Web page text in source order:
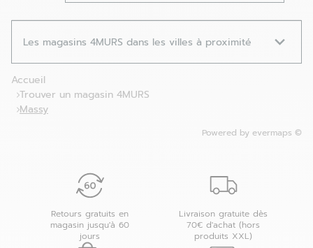
Les magasins 4MURS dans les villes à proximité
Accueil
Trouver un magasin 4MURS
Massy
Powered by evermaps ©
Retours gratuits en
magasin jusqu'à 60
jours
Livraison gratuite dès
70€ d'achat (hors
produits XXL)